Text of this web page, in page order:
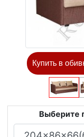
Купить в
Выберите